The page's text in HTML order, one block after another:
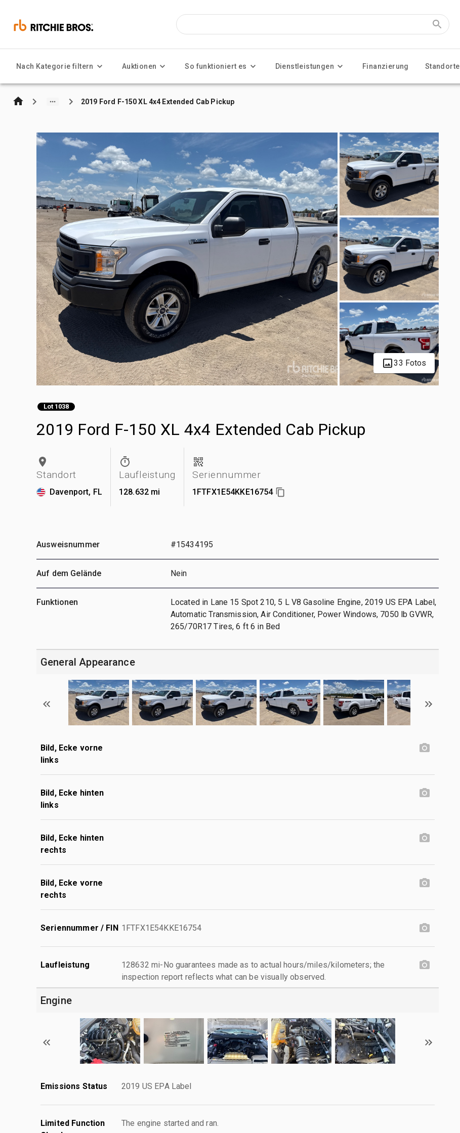
Nach Kategorie filtern Auktionen So funktioniert es Dienstleistungen Finanzierung Standorte
2019 Ford F-150 XL 4x4 Extended Cab Pickup
33 Fotos
Lot 1038
2019 Ford F-150 XL 4x4 Extended Cab Pickup
Standort
Davenport, FL
Laufleistung
128.632 mi
Seriennummer
1FTFX1E54KKE16754
Ausweisnummer #15434195
Auf dem Gelände Nein
Funktionen
Located in Lane 15 Spot 210, 5 L V8 Gasoline Engine, 2019 US EPA Label,
Automatic Transmission, Air Conditioner, Power Windows, 7050 lb GVWR,
265/70R17 Tires, 6 ft 6 in Bed
General Appearance
Bild, Ecke vorne
links
Bild, Ecke hinten
links
Bild, Ecke hinten
rechts
Bild, Ecke vorne
rechts
Seriennummer / FIN 1FTFX1E54KKE16754
Laufleistung
128632 mi-No guarantees made as to actual hours/miles/kilometers; the
inspection report reflects what can be visually observed.
Engine
Emissions Status 2019 US EPA Label
Limited Function
The engine started and ran.